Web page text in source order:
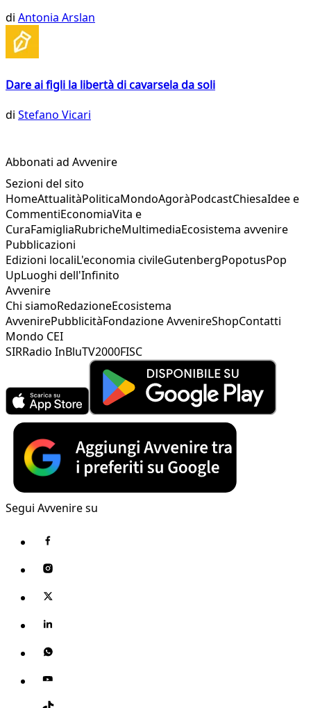
di Antonia Arslan
Dare ai figli la libertà di cavarsela da soli
di Stefano Vicari
Abbonati ad Avvenire
Sezioni del sito
HomeAttualitàPoliticaMondoAgoràPodcastChiesaIdee e
CommentiEconomiaVita e
CuraFamigliaRubricheMultimediaEcosistema avvenire
Pubblicazioni
Edizioni localiL'economia civileGutenbergPopotusPop
UpLuoghi dell'Infinito
Avvenire
Chi siamoRedazioneEcosistema
AvvenirePubblicitàFondazione AvvenireShopContatti
Mondo CEI
SIRRadio InBluTV2000FISC
Segui Avvenire su